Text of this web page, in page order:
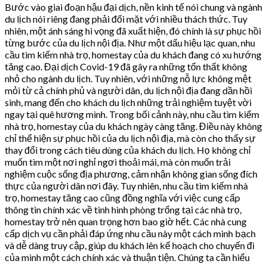
Bước vào giai đoạn hậu đại dịch, nền kinh tế nói chung và ngành
du lịch nói riêng đang phải đối mặt với nhiều thách thức. Tuy
nhiên, một ánh sáng hi vọng đã xuất hiện, đó chính là sự phục hồi
từng bước của du lịch nội địa. Như một dấu hiệu lạc quan, nhu
cầu tìm kiếm nhà trọ, homestay của du khách đang có xu hướng
tăng cao. Đại dịch Covid-19 đã gây ra những tổn thất không
nhỏ cho ngành du lịch. Tuy nhiên, với những nỗ lực không mệt
mỏi từ cả chính phủ và người dân, du lịch nội địa đang dần hồi
sinh, mang đến cho khách du lịch những trải nghiệm tuyệt vời
ngay tại quê hương mình. Trong bối cảnh này, nhu cầu tìm kiếm
nhà trọ, homestay của du khách ngày càng tăng. Điều này không
chỉ thể hiện sự phục hồi của du lịch nội địa, mà còn cho thấy sự
thay đổi trong cách tiêu dùng của khách du lịch. Họ không chỉ
muốn tìm một nơi nghỉ ngơi thoải mái, mà còn muốn trải
nghiệm cuộc sống địa phương, cảm nhận không gian sống đích
thực của người dân nơi đây. Tuy nhiên, nhu cầu tìm kiếm nhà
trọ, homestay tăng cao cũng đồng nghĩa với việc cung cấp
thông tin chính xác về tình hình phòng trống tại các nhà trọ,
homestay trở nên quan trọng hơn bao giờ hết. Các nhà cung
cấp dịch vụ cần phải đáp ứng nhu cầu này một cách minh bạch
và dễ dàng truy cập, giúp du khách lên kế hoạch cho chuyến đi
của mình một cách chính xác và thuận tiện. Chúng ta cần hiểu